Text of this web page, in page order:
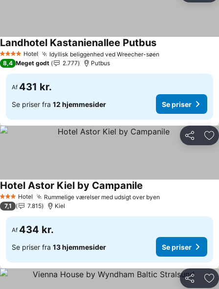
4 StjernerHotel Idyllisk beliggenhed ved Wreecher-søen
Landhotel Kastanienallee Putbus
8,4 Meget godt 2.777 Putbus
Af 431 kr.
Se priser fra 12 hjemmesider Se priser
Del
3 StjernerHotel Rummelige værelser med udsigt over byen
Hotel Astor Kiel by Campanile
7,1 7.815 Kiel
Af 434 kr.
Se priser fra 13 hjemmesider Se priser
Del